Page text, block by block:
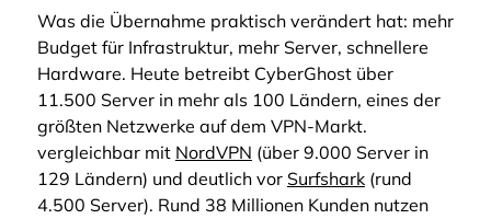
Was die Übernahme praktisch verändert hat: mehr
Budget für Infrastruktur, mehr Server, schnellere
Hardware. Heute betreibt CyberGhost über
11.500 Server in mehr als 100 Ländern, eines der
größten Netzwerke auf dem VPN-Markt.
vergleichbar mit NordVPN (über 9.000 Server in
129 Ländern) und deutlich vor Surfshark(rund
4.500 Server). Rund 38 Millionen Kunden nutzen